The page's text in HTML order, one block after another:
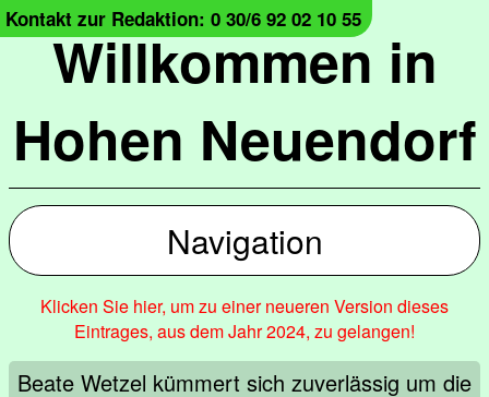
Willkommen in
Hohen Neuendorf
Kontakt zur Redaktion: 0 30/6 92 02 10 55
Navigation
Klicken Sie hier, um zu einer neueren Version dieses
Eintrages, aus dem Jahr 2024, zu gelangen!
Beate Wetzel kümmert sich zuverlässig um die